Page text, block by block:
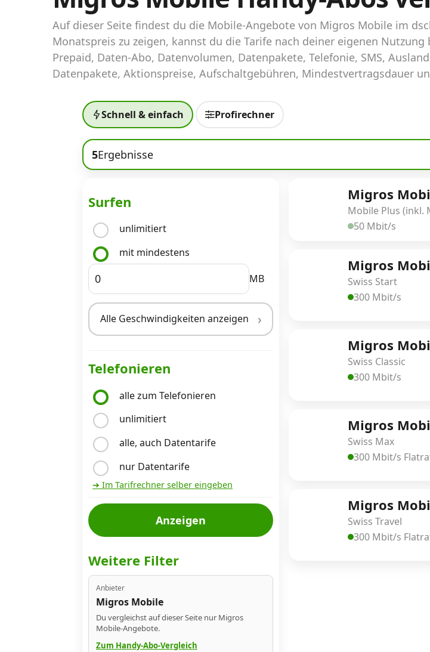
Abos für Tablets, Hotspots und Smart
Tarifrechner Handy-Abo
Der gute alte Tarifrechner im neuen Design
Alle Anbieter
Mobilfunknetz Schweiz
Handy-Abo-Aktionen
Handy-Abo kündigen oder wechseln
Alle Mobile-Vergleiche
Internet, TV, Telefon
Impressum
Auf dieser Seite findest du die Mobile-Angebote von Migros Mobile im
Monatspreis zu zeigen, kannst du die Tarife nach deiner eigenen
Prepaid, Daten-Abo, Datenvolumen, Datenpakete, Telefonie, SMS,
Datenpakete, Aktionspreise, Aufschaltgebühren, Mindestvertragsdauer
Schnell & einfach Profirechner
5Ergebnisse
Surfen
unlimitiert
mit mindestens
MB
Alle Geschwindigkeiten anzeigen
Telefonieren
alle zum Telefonieren
unlimitiert
alle, auch Datentarife
nur Datentarife
➔ Im Tarifrechner selber eingeben
Anzeigen
Weitere Filter
Anbieter
Migros Mobile
Du vergleichst auf dieser Seite nur Migros
Mobile-Angebote.
Zum Handy-Abo-Vergleich
Migros
Mobile Plus (inkl.
50 Mbit/s
Migros
Swiss Start
300 Mbit/s
Migros
Swiss Classic
300 Mbit/s
Migros
Swiss Max
300 Mbit/s
Migros
Swiss Travel
300 Mbit/s